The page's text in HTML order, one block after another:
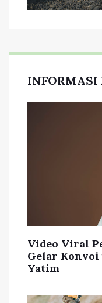
INFORMASI
Video Viral
Gelar
Yatim